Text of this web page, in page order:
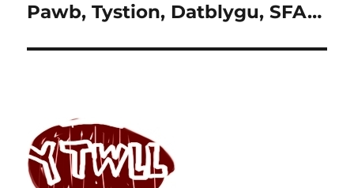
nesaf:
Pawb, Tystion, Datblygu, SFA…